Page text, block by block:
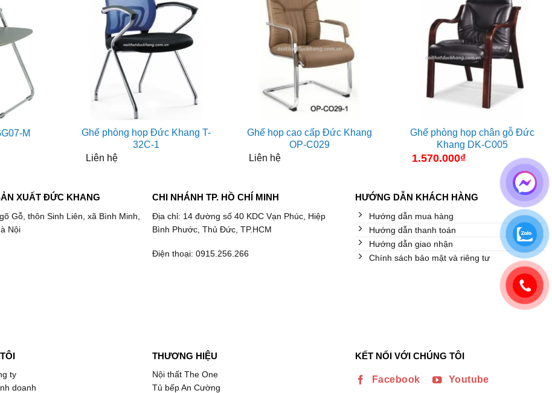
M
Ghế phòng họp Đức Khang T-
32C-1
Liên hệ
Ghế họp cao cấp Đức Khang
OP-C029
Liên hệ
Ghế phòng họp chân gỗ Đức
Khang DK-C005
1.570.000₫
XUẤT ĐỨC KHANG
Gỗ, thôn Sinh Liên, xã Bình Minh,
Nội
CHI NHÁNH TP. HỒ CHÍ MINH
Địa chỉ: 14 đường số 40 KDC Vạn Phúc, Hiệp
Bình Phước, Thủ Đức, TP.HCM
Điện thoại: 0915.256.266
HƯỚNG DẪN KHÁCH HÀNG
Hướng dẫn mua hàng
Hướng dẫn thanh toán
Hướng dẫn giao nhận
Chính sách bảo mật và riêng tư
ty
doanh
THƯƠNG HIỆU
Nội thất The One
Tủ bếp An Cường
KẾT NỐI VỚI CHÚNG TÔI
Facebook Youtube